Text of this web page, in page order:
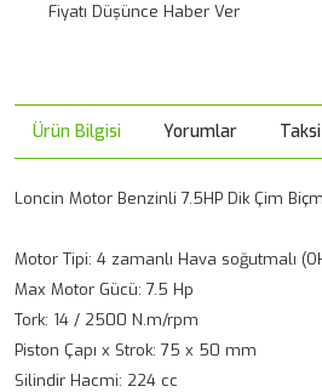
Fiyatı Düşünce Haber Ver
Ürün Bilgisi Yorumlar
Loncin Motor Benzinli 7.5HP Dik Çim
Motor Tipi: 4 zamanlı Hava soğutmalı
Max Motor Gücü: 7.5 Hp
Tork: 14 / 2500 N.m/rpm
Piston Çapı x Strok: 75 x 50 mm
Silindir Hacmi: 224 cc